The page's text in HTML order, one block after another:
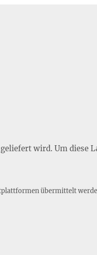
wird. Um diese
übermittelt